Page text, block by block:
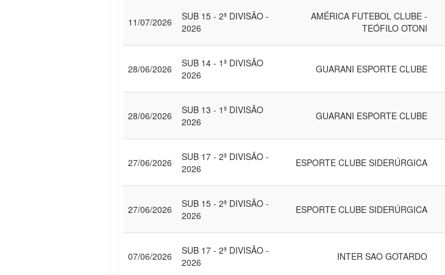
11/07/2026
SUB 15 - 2ª DIVISÃO -
2026
AMÉRICA FUTEBOL CLUBE -
TEÓFILO OTONI
28/06/2026
SUB 14 - 1ª DIVISÃO
2026
GUARANI ESPORTE CLUBE
28/06/2026
SUB 13 - 1ª DIVISÃO
2026
GUARANI ESPORTE CLUBE
27/06/2026
SUB 17 - 2ª DIVISÃO -
2026
ESPORTE CLUBE SIDERÚRGICA
27/06/2026
SUB 15 - 2ª DIVISÃO -
2026
ESPORTE CLUBE SIDERÚRGICA
07/06/2026
SUB 17 - 2ª DIVISÃO -
2026
INTER SAO GOTARDO